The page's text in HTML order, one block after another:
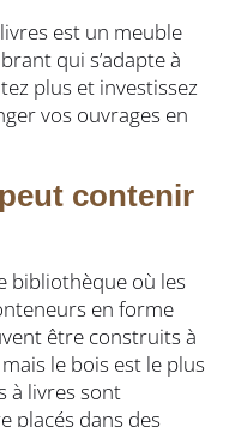
est un meuble
qui s’adapte à
plus et investissez
vos ouvrages en
contenir
bibliothèque où les
en forme
être construits à
le bois est le plus
à livres sont
placés dans des